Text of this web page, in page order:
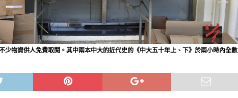
少物資供人免費取閱。其中兩本中大的近代史的《中大五十年上、下》於兩小時內全數